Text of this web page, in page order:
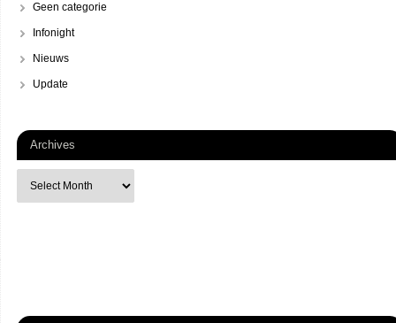
Geen categorie
Infonight
Nieuws
Update
Archives